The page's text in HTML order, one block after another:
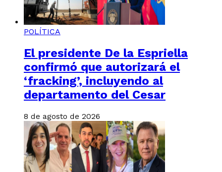
POLÍTICA
El presidente De la Espriella
confirmó que autorizará el
‘fracking’, incluyendo al
departamento del Cesar
8 de agosto de 2026